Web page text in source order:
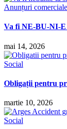
Anunțuri comerciale
Va fi NE-BU-NI-E
mai 14, 2026
Social
Obligații pentru
martie 10, 2026
Social